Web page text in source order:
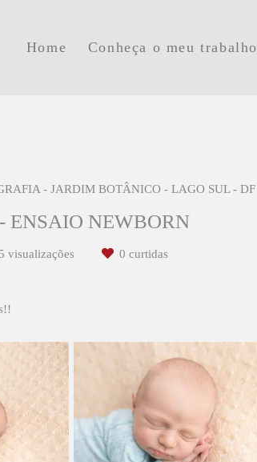
Home Conheça o meu trabalho
- JARDIM BOTÂNICO - LAGO SUL - DF
ENSAIO NEWBORN
visualizações 0 curtidas